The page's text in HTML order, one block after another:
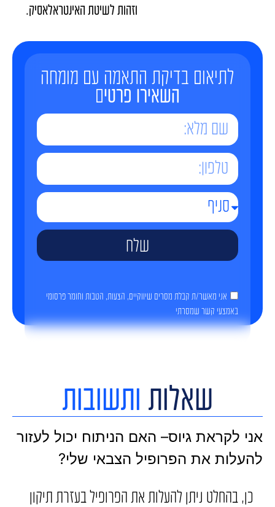
וזהות לשיטת האינטראלאסיק.
לתיאום בדיקת התאמה עם מומחה
השאירו פרטים
אני מאשר/ת קבלת מסרים שיווקיים, הצעות, הטבות וחומר פרסומי
באמצעי קשר שמסרתי
שלח
שאלות ותשובות
אני לקראת גיוס– האם הניתוח יכול לעזור
להעלות את הפרופיל הצבאי שלי?
כן, בהחלט ניתן להעלות את הפרופיל בעזרת תיקון